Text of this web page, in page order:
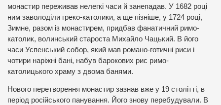
монастир переживав нелегкі часи й занепадав. У 1682 році
ним заволоділи греко-католики, а ще пізніше, у 1724 році,
Зимне, разом із монастирем, придбав фанатичний римо-
католик, волинський староста Михайло Чацький. В його
часи Успенський собор, який мав романо-готичні риси і
чотири наріжні бані, набув барокових рис римо-
католицького храму з двома банями.
Нового перетворення монастир зазнав вже у 19 столітті, в
період російського панування. Його знову перебудували. В